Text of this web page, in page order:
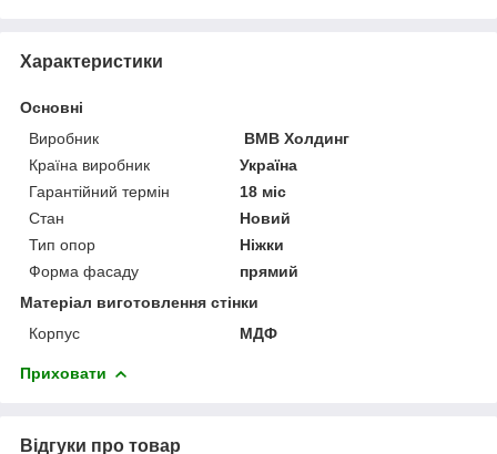
Характеристики
Основні
Виробник
ВМВ Холдинг
Країна виробник
Україна
Гарантійний термін
18 міс
Стан
Новий
Тип опор
Ніжки
Форма фасаду
прямий
Матеріал виготовлення стінки
Корпус
МДФ
Приховати
Відгуки про товар